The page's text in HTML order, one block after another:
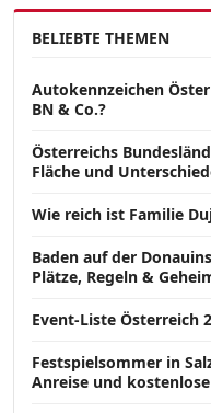
BELIEBTE THEMEN
Autokennzeichen
BN & Co.?
Österreichs
Fläche und
Wie reich ist Familie
Baden auf der
Plätze, Regeln &
Event-Liste Österreich
Festspielsommer in
Anreise und